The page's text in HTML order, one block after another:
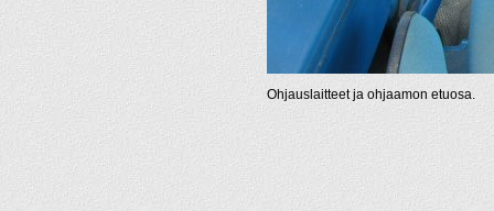
Ohjauslaitteet ja ohjaamon etuosa.